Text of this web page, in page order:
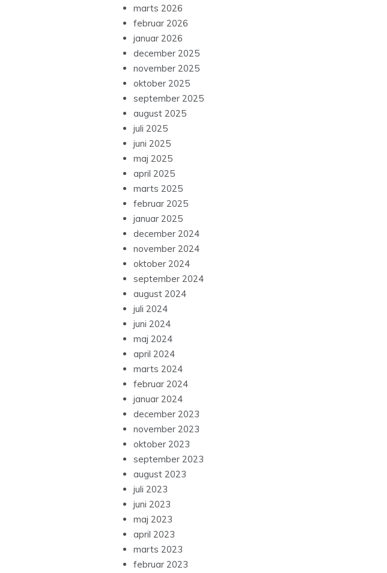
marts 2026
februar 2026
januar 2026
december 2025
november 2025
oktober 2025
september 2025
august 2025
juli 2025
juni 2025
maj 2025
april 2025
marts 2025
februar 2025
januar 2025
december 2024
november 2024
oktober 2024
september 2024
august 2024
juli 2024
juni 2024
maj 2024
april 2024
marts 2024
februar 2024
januar 2024
december 2023
november 2023
oktober 2023
september 2023
august 2023
juli 2023
juni 2023
maj 2023
april 2023
marts 2023
februar 2023